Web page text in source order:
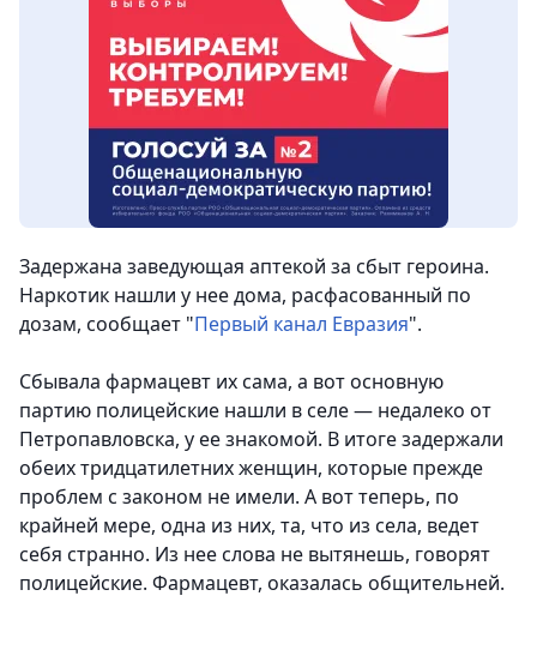
Задержана заведующая аптекой за сбыт героина.
Наркотик нашли у нее дома, расфасованный по
дозам, сообщает "Первый канал Евразия".
Сбывала фармацевт их сама, а вот основную
партию полицейские нашли в селе — недалеко от
Петропавловска, у ее знакомой. В итоге задержали
обеих тридцатилетних женщин, которые прежде
проблем с законом не имели. А вот теперь, по
крайней мере, одна из них, та, что из села, ведет
себя странно. Из нее слова не вытянешь, говорят
полицейские. Фармацевт, оказалась общительней.